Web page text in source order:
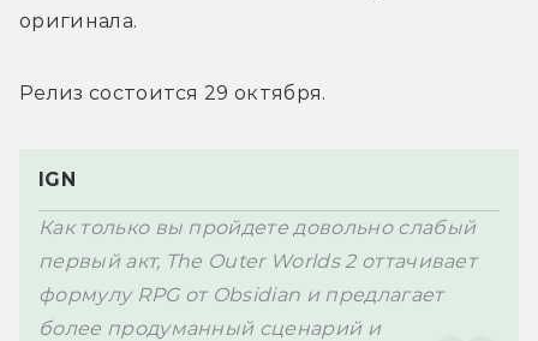
оригинала.
Релиз состоится 29 октября.
IGN
Как только вы пройдете довольно слабый
первый акт, The Outer Worlds 2 оттачивает
формулу RPG от Obsidian и предлагает
более продуманный сценарий и